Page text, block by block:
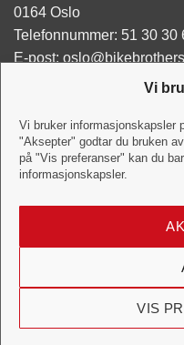
Vi
Vi bruker informasjonskapsler
"Aksepter" godtar du bruken
på "Vis preferanser" kan du
informasjonskapsler.
VIS
0164 Oslo
Telefonnummer: 51 30 30
E-post:
Man - Tor: 10:00-18:00
Fredag: 10:00-18:00
Lørdag:10:00-16:00